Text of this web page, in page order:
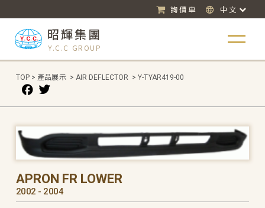
詢價車 中文
昭輝集團
Y.C.C GROUP
TOP > 產品展示 > AIR DEFLECTOR > Y-TYAR419-00
APRON FR LOWER
2002 - 2004